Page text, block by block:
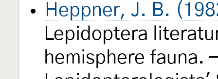
Heppner, J. B.
Lepidoptera
hemisphere fauna.